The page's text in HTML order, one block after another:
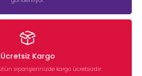
Ücretsiz Kargo
siparişlerinizde kargo ücretsizdir.